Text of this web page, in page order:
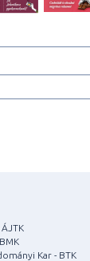
Kar - BTK